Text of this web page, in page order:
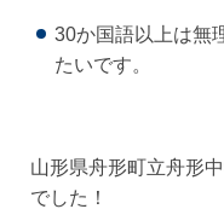
30か国語以上は無
たいです。
山形県舟形町立舟形
でした！